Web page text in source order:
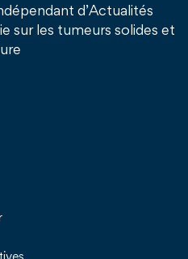
d’Actualités
sur les tumeurs solides et